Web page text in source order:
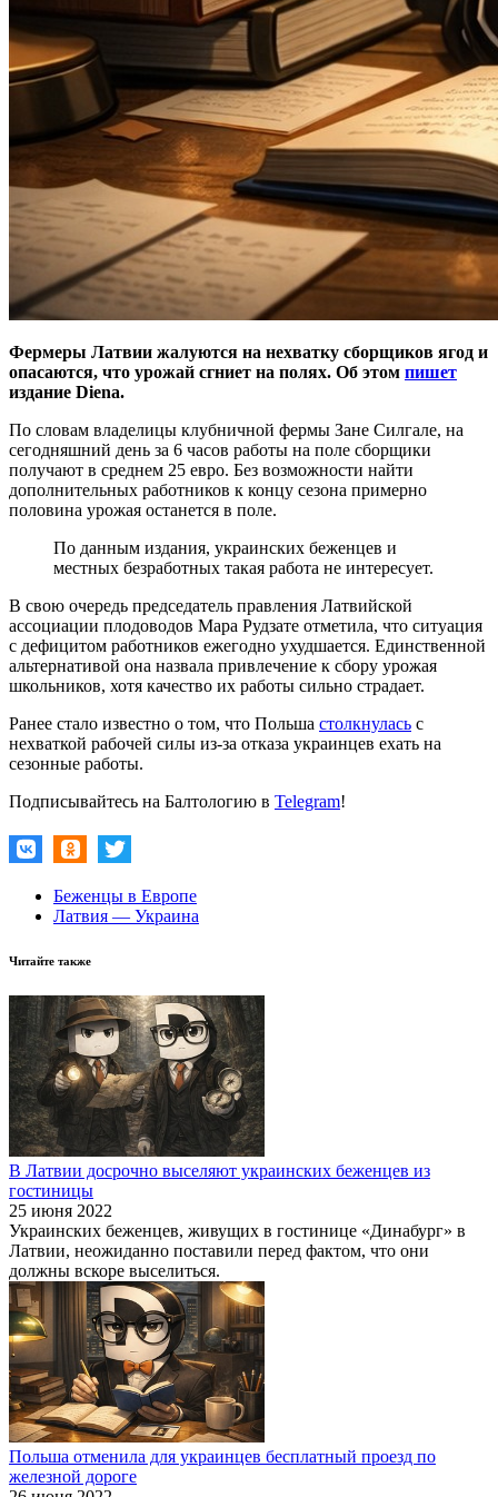
Фермеры Латвии жалуются на нехватку сборщиков ягод и
опасаются, что урожай сгниет на полях. Об этом пишет
издание Diena.
По словам владелицы клубничной фермы Зане Силгале, на
сегодняшний день за 6 часов работы на поле сборщики
получают в среднем 25 евро. Без возможности найти
дополнительных работников к концу сезона примерно
половина урожая останется в поле.
По данным издания, украинских беженцев и
местных безработных такая работа не интересует.
В свою очередь председатель правления Латвийской
ассоциации плодоводов Мара Рудзате отметила, что ситуация
с дефицитом работников ежегодно ухудшается. Единственной
альтернативой она назвала привлечение к сбору урожая
школьников, хотя качество их работы сильно страдает.
Ранее стало известно о том, что Польша столкнулась с
нехваткой рабочей силы из-за отказа украинцев ехать на
сезонные работы.
Подписывайтесь на Балтологию в Telegram!
Беженцы в Европе
Латвия — Украина
Читайте также
В Латвии досрочно выселяют украинских беженцев из
гостиницы
25 июня 2022
Украинских беженцев, живущих в гостинице «Динабург» в
Латвии, неожиданно поставили перед фактом, что они
должны вскоре выселиться.
Польша отменила для украинцев бесплатный проезд по
железной дороге